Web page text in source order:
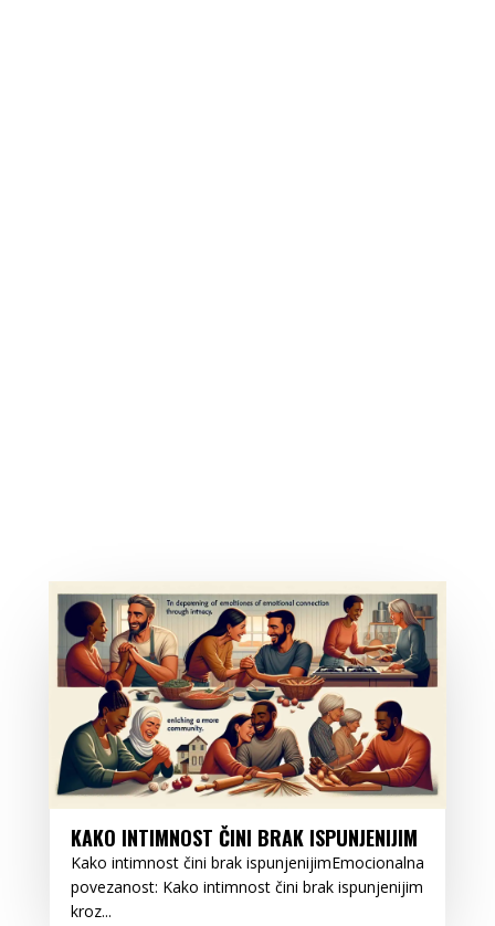
KAKO INTIMNOST ČINI BRAK ISPUNJENIJIM
Kako intimnost čini brak ispunjenijimEmocionalna
povezanost: Kako intimnost čini brak ispunjenijim
kroz...